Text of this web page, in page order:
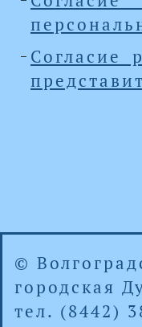
Согласие
©
городская
тел. (8442)